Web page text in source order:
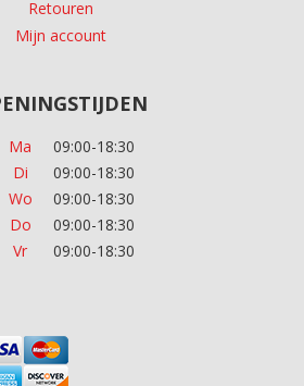
Retouren
Mijn account
Ma
09:00-18:30
Di
09:00-18:30
Wo
09:00-18:30
Do
09:00-18:30
Vr
09:00-18:30